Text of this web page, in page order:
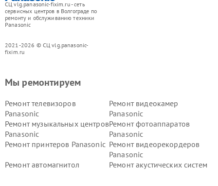
СЦ vlg.panasonic-fixim.ru - сеть
сервисных центров в Волгограде по
ремонту и обслуживанию техники
Panasonic
2021-2026 © СЦ vlg.panasonic-
fixim.ru
Мы ремонтируем
Ремонт телевизоров
Panasonic
Ремонт видеокамер
Panasonic
Ремонт музыкальных центров
Panasonic
Ремонт фотоаппаратов
Panasonic
Ремонт принтеров Panasonic Ремонт видеорекордеров
Panasonic
Ремонт автомагнитол
Ремонт акустических систем